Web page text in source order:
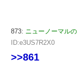
873: ニューノーマル
ID:e3US7R2X0
>>861